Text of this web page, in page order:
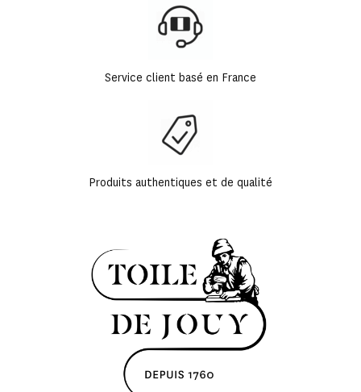
Service client basé en France
Produits authentiques et de qualité